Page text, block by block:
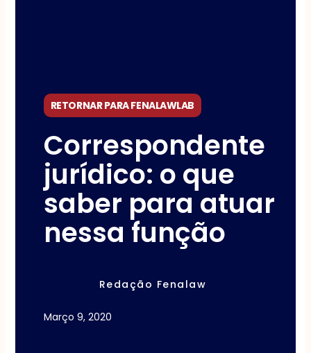
RETORNAR PARA FENALAWLAB
Correspondente
jurídico: o que
saber para atuar
nessa função
Redação Fenalaw
Março 9, 2020